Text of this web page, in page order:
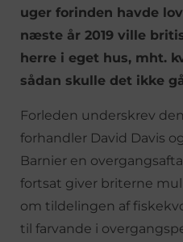
uger forinden havde
næste år 2019 ville
herre i eget hus, mht.
sådan skulle det ikke
Forleden underskrev
forhandler David Davis
Barnier en
fortsat giver briterne
om tildelingen af
til farvande i